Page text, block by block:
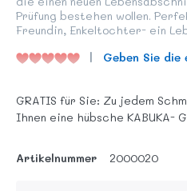
Prüfung bestehen wollen.
Freundin, Enkeltochter- ein
Geben Sie
GRATIS für Sie: Zu jedem
Ihnen eine hübsche KABUKA-
Artikelnummer 2000020